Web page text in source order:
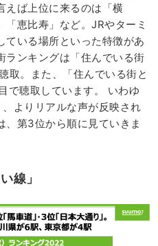
えば上位に来るのは「横
恵比寿」など。JRやターミ
ている場所といった特徴があ
ランキングは「住んでいる街
取。また、「住んでいる街と
で聴取しています。 いわゆ
、よりリアルな声が反映され
、第3位から順に見ていきま
線」